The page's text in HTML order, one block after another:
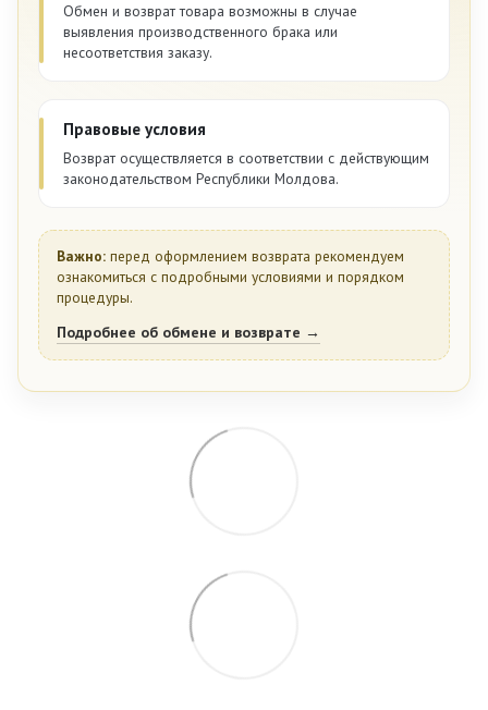
Обмен и возврат товара возможны в случае
выявления производственного брака или
несоответствия заказу.
Правовые условия
Возврат осуществляется в соответствии с действующим
законодательством Республики Молдова.
Важно: перед оформлением возврата рекомендуем
ознакомиться с подробными условиями и порядком
процедуры.
Подробнее об обмене и возврате →